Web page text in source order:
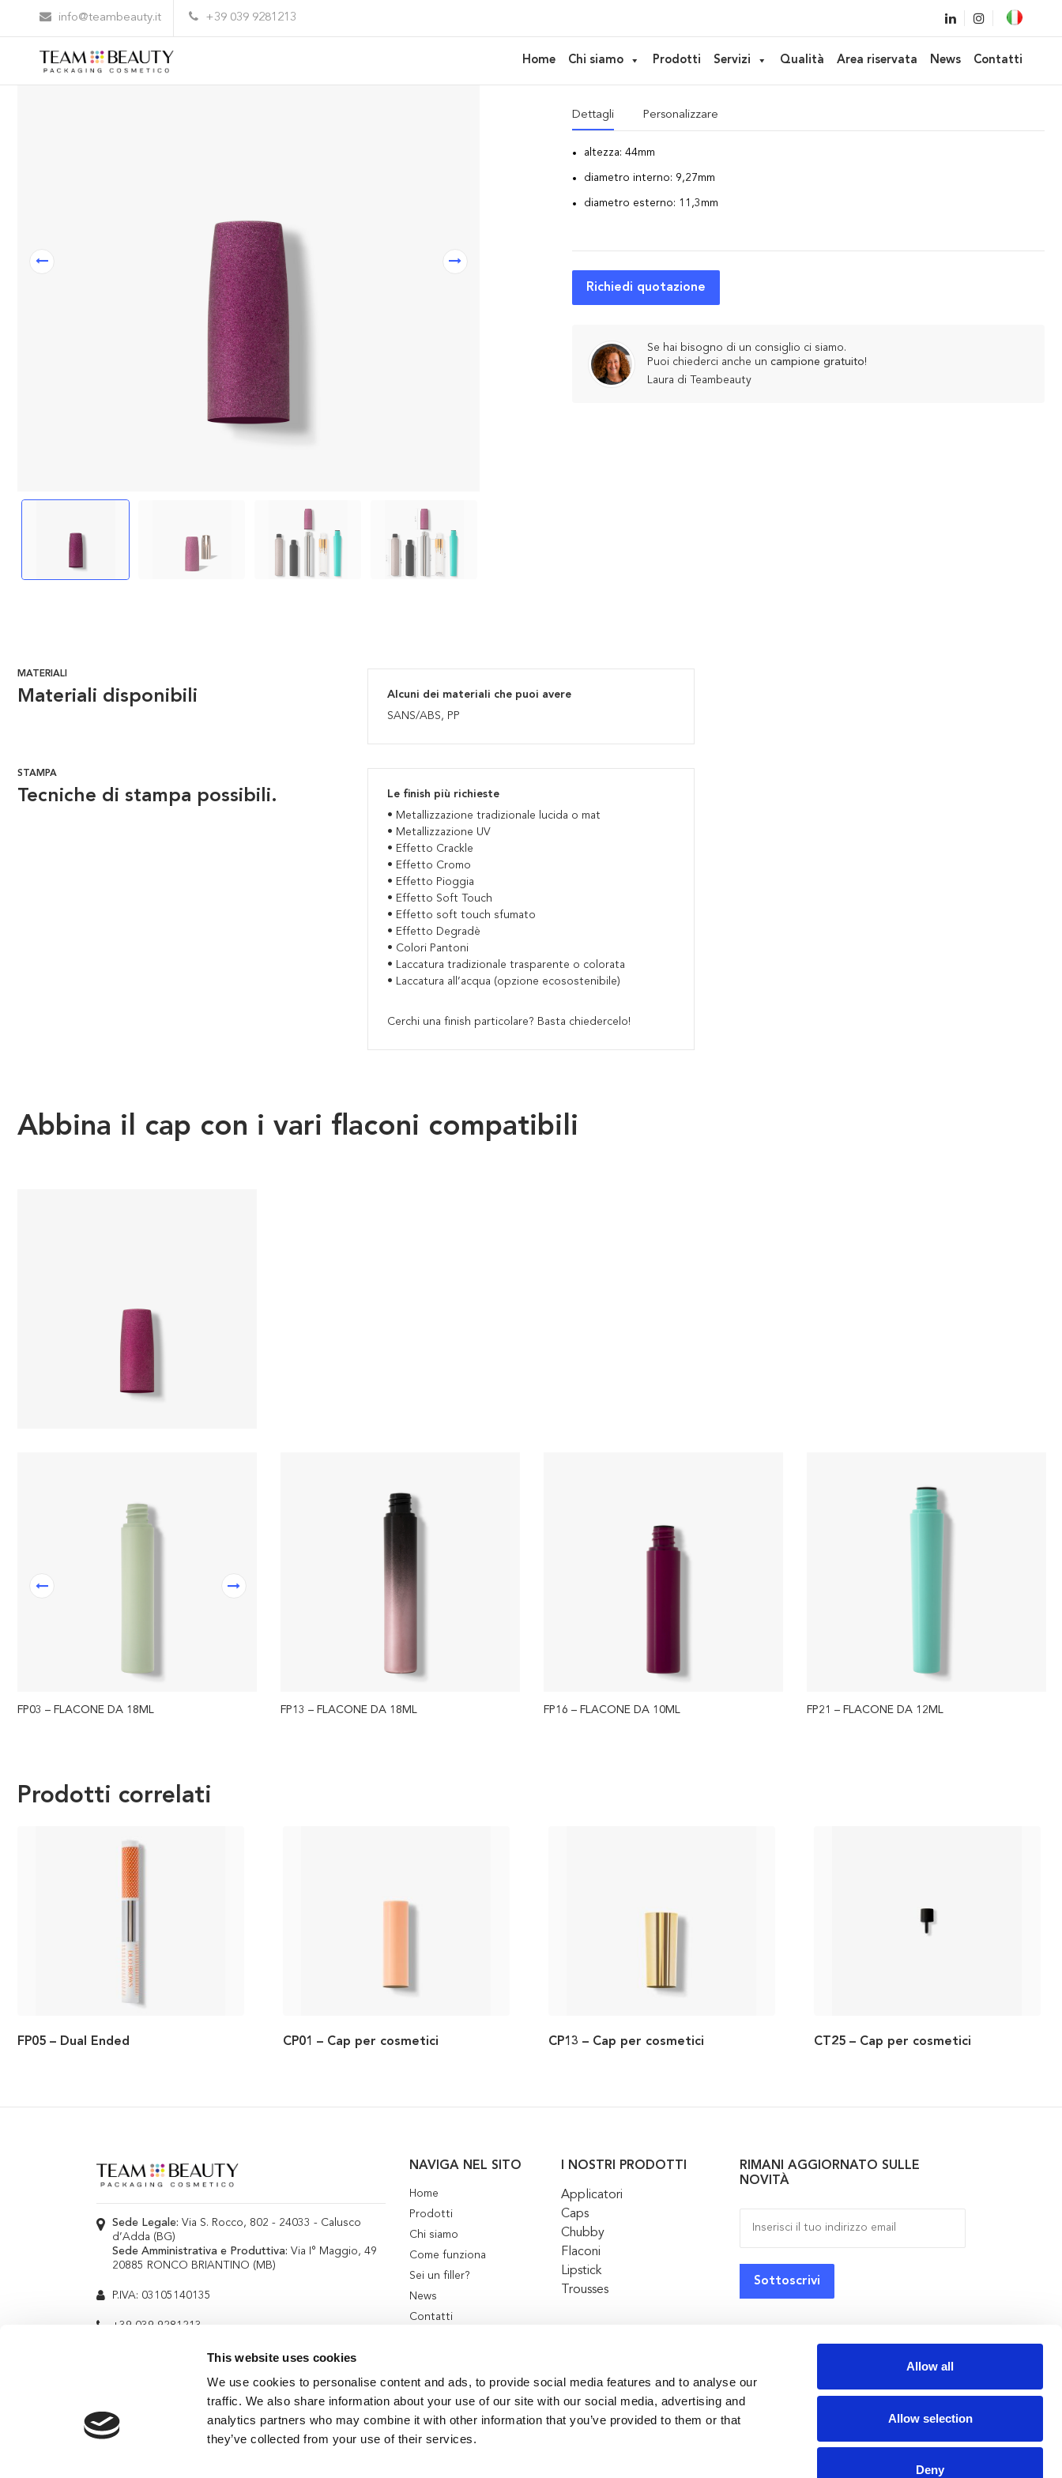
This website uses cookies
We use cookies to personalise content and ads, to provide social media features and to analyse our
traffic. We also share information about your use of our site with our social media, advertising and
analytics partners who may combine it with other information that you’ve provided to them or that
they’ve collected from your use of their services.
Allow all
Allow selection
Deny
info@teambeauty.it +39 039 9281213
Home Chi siamo Prodotti Servizi Qualità Area riservata News Contatti
CP08 – Cap per cosmetici
CP08 – Cap per cosmetici
Dettagli Personalizzare
altezza: 44mm
diametro interno: 9,27mm
diametro esterno: 11,3mm
Richiedi quotazione
Se hai bisogno di un consiglio ci siamo.
Puoi chiederci anche un campione gratuito!
Laura di Teambeauty
MATERIALI
Materiali disponibili
Alcuni dei materiali che puoi avere
SANS/ABS, PP
STAMPA
Tecniche di stampa possibili.
Le finish più richieste
• Metallizzazione tradizionale lucida o mat
• Metallizzazione UV
• Effetto Crackle
• Effetto Cromo
• Effetto Pioggia
• Effetto Soft Touch
• Effetto soft touch sfumato
• Effetto Degradè
• Colori Pantoni
• Laccatura tradizionale trasparente o colorata
• Laccatura all’acqua (opzione ecosostenibile)
Cerchi una finish particolare? Basta chiedercelo!
Abbina il cap con i vari flaconi compatibili
FP03 – FLACONE DA 18ML FP13 – FLACONE DA 18ML FP16 – FLACONE DA 10ML FP21 – FLACONE DA 12ML
Prodotti correlati
FP05 – Dual Ended CP01 – Cap per cosmetici CP13 – Cap per cosmetici CT25 – Cap per cosmetici
Sede Legale: Via S. Rocco, 802 - 24033 - Calusco
d’Adda (BG)
Sede Amministrativa e Produttiva: Via I° Maggio, 49
20885 RONCO BRIANTINO (MB)
P.IVA: 03105140135
+39 039 9281213
info@teambeauty.it
NAVIGA NEL SITO
Home
Prodotti
Chi siamo
Come funziona
Sei un filler?
News
Contatti
I NOSTRI PRODOTTI
Applicatori
Caps
Chubby
Flaconi
Lipstick
Trousses
RIMANI AGGIORNATO SULLE
NOVITÀ